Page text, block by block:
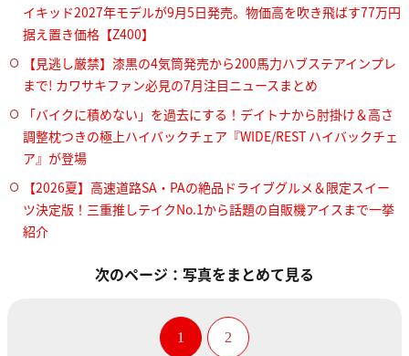
イキッド2027年モデルが9月5日発売。物価高を吹き飛ばす77万円
据え置き価格【Z400】
【見逃し厳禁】漆黒の4気筒発売から200馬力ハブステアインプレ
まで! カワサキファン必見の7月注目ニュースまとめ
「バイクに積めない」を過去にする！デイトナから肘掛け＆高さ
調整枕つきの極上ハイバックチェア『WIDE/REST ハイバックチェ
ア』が登場
【2026夏】高速道路SA・PAの絶品ドライブグルメ＆限定スイー
ツ決定版！三重推しテイクNo.1から話題の自販機アイスまで一挙
紹介
次のページ：写真をまとめて見る
1 2